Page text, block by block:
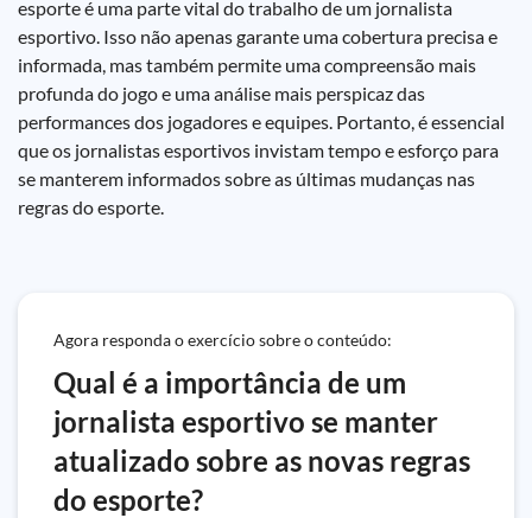
esporte é uma parte vital do trabalho de um jornalista
esportivo. Isso não apenas garante uma cobertura precisa e
informada, mas também permite uma compreensão mais
profunda do jogo e uma análise mais perspicaz das
performances dos jogadores e equipes. Portanto, é essencial
que os jornalistas esportivos invistam tempo e esforço para
se manterem informados sobre as últimas mudanças nas
regras do esporte.
Agora responda o exercício sobre o conteúdo:
Qual é a importância de um
jornalista esportivo se manter
atualizado sobre as novas regras
do esporte?